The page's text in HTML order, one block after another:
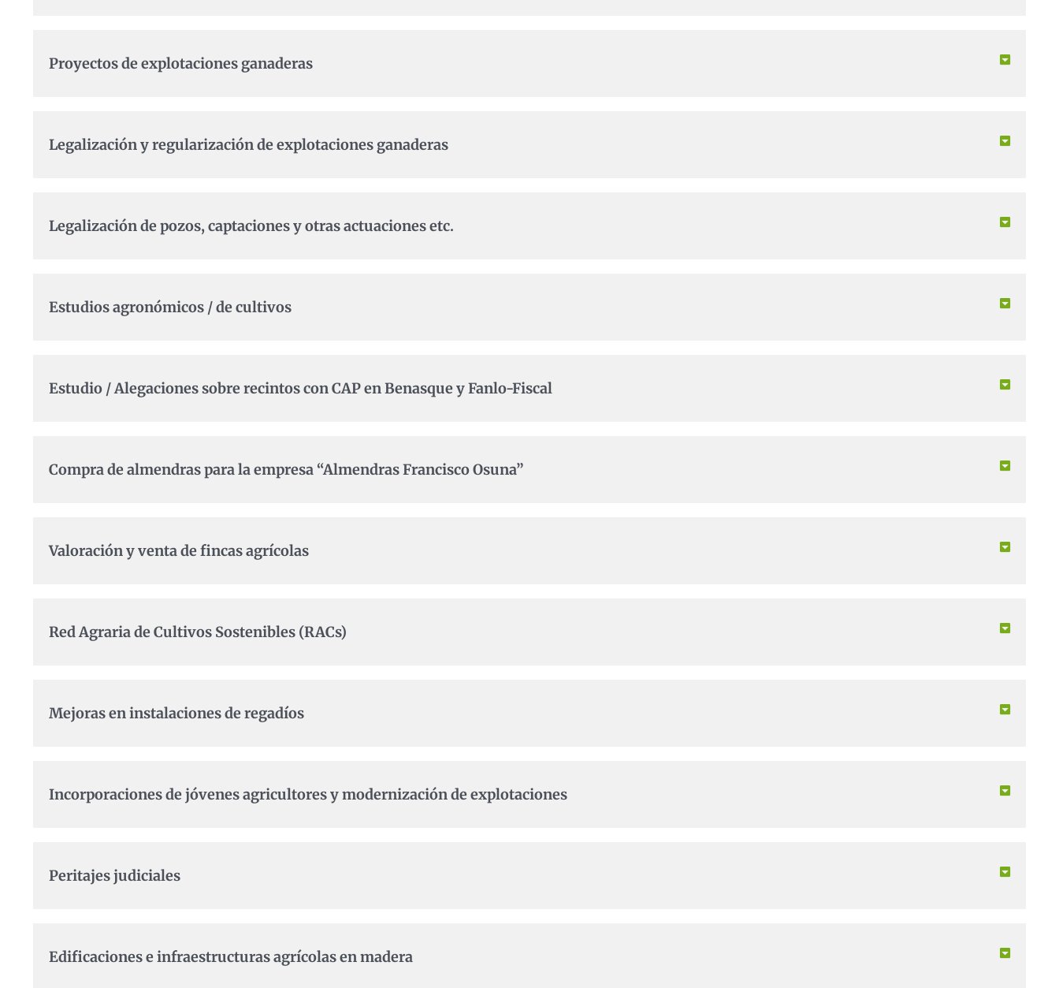
Proyectos de explotaciones ganaderas
Legalización y regularización de explotaciones ganaderas
Legalización de pozos, captaciones y otras actuaciones etc.
Estudios agronómicos / de cultivos
Estudio / Alegaciones sobre recintos con CAP en Benasque y Fanlo-Fiscal
Compra de almendras para la empresa “Almendras Francisco Osuna”
Valoración y venta de fincas agrícolas
Red Agraria de Cultivos Sostenibles (RACs)
Mejoras en instalaciones de regadíos
Incorporaciones de jóvenes agricultores y modernización de explotaciones
Peritajes judiciales
Edificaciones e infraestructuras agrícolas en madera